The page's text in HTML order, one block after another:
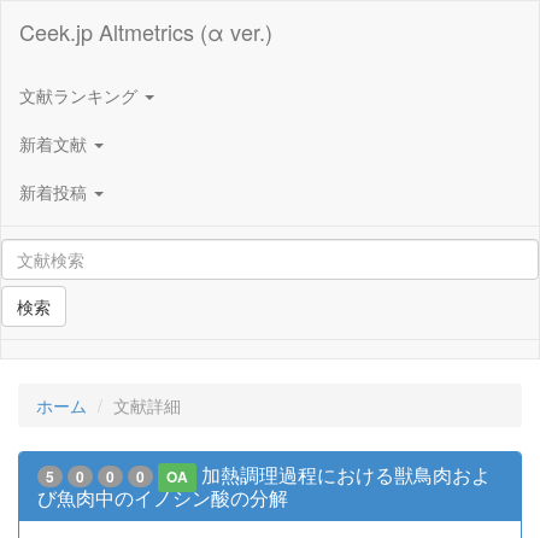
Ceek.jp Altmetrics (α ver.)
文献ランキング
新着文献
新着投稿
検索
ホーム 文献詳細
5 0 0 0 OA
加熱調理過程における獣鳥肉およ
び魚肉中のイノシン酸の分解